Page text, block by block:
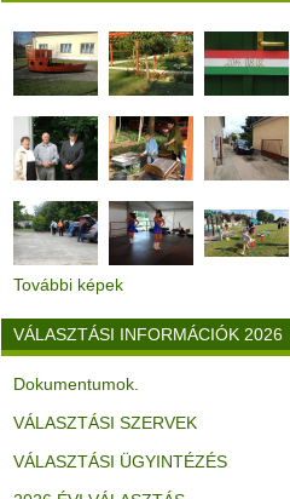
További képek
VÁLASZTÁSI INFORMÁCIÓK 2026
Dokumentumok.
VÁLASZTÁSI SZERVEK
VÁLASZTÁSI ÜGYINTÉZÉS